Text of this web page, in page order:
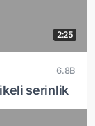
2:25
6.8B
serinlik